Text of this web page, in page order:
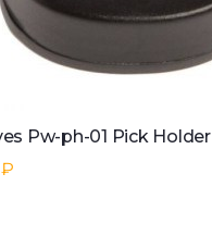
Pw-ph-01 Pick Holder